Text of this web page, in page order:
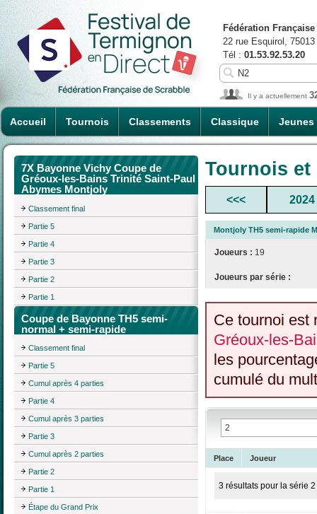
Accueil Tournois Classements Classique Jeunes
Fédération
22 rue Esquirol,
Tél : 01.53.92.53.20
Il y a actuellement
7X Bayonne Vichy Coupe de
Gréoux-les-Bains Trinité Saint-Paul
Abymes Montjoly
Classement final
Partie 5
Partie 4
Partie 3
Partie 2
Partie 1
Coupe de Bayonne TH5 semi-
normal + semi-rapide
Classement final
Partie 5
Cumul après 4 parties
Partie 4
Cumul après 3 parties
Partie 3
Cumul après 2 parties
Partie 2
Partie 1
Étape du Grand Prix
Tournois
<<< 2024
Montjoly TH5 semi-rapide
Joueurs : 19
Joueurs par série :
Ce tournoi est
Gréoux-les-
les
cumulé du
Place Joueur
3 résultats pour la série 2